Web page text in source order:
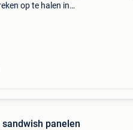
op te halen in
panelen